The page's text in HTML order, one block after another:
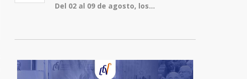
Del 02 al 09 de agosto, los...